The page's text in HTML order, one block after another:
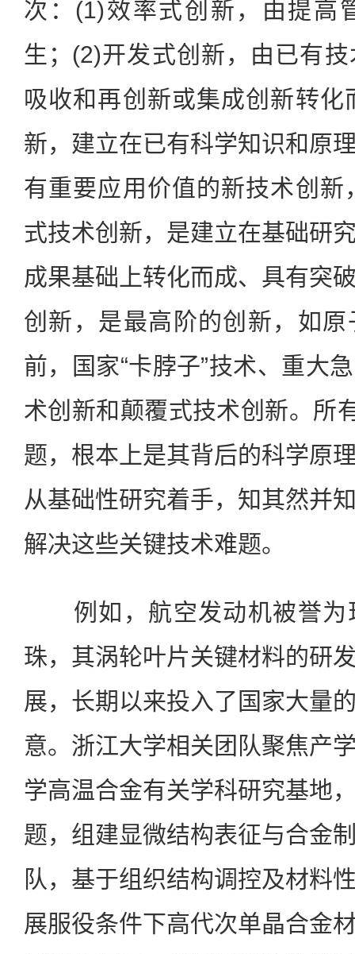
次：(1)效率式创新，由提高
生；(2)开发式创新，由已有
吸收和再创新或集成创新转化
新，建立在已有科学知识和原
有重要应用价值的新技术创新
式技术创新，是建立在基础研
成果基础上转化而成、具有突
创新，是最高阶的创新，如
前，国家“卡脖子”技术、重大
术创新和颠覆式技术创新。所
题，根本上是其背后的科学原
从基础性研究着手，知其然并
解决这些关键技术难题。
例如，航空发动机被誉为
珠，其涡轮叶片关键材料的研
展，长期以来投入了国家大量
意。浙江大学相关团队聚焦产
学高温合金有关学科研究基地
题，组建显微结构表征与合金
队，基于组织结构调控及材料
展服役条件下高代次单晶合金